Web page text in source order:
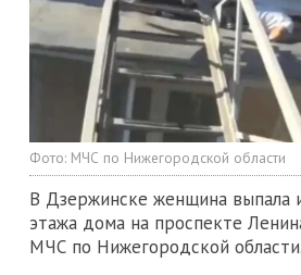
Фото: МЧС по Нижегородской области
В Дзержинске женщина выпала
этажа дома на проспекте
МЧС по Нижегородской области.